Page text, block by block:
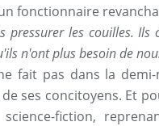
fonctionnaire
pressurer les couilles. Ils
n'ont plus besoin de
fait pas dans la
ses concitoyens. Et
fiction,